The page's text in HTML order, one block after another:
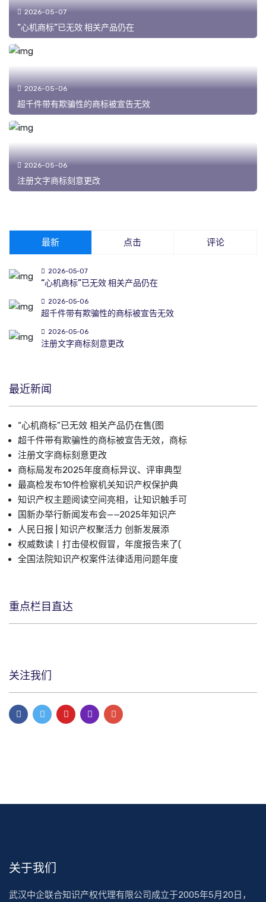
2026-05-07
“心机商标”已无效 相关产品仍在
2026-05-06
超千件带有欺骗性的商标被宣告无效
2026-05-06
注册文字商标刻意更改
最新 点击 评论
2026-05-07
“心机商标”已无效 相关产品仍在
2026-05-06
超千件带有欺骗性的商标被宣告无效
2026-05-06
注册文字商标刻意更改
最近新闻
“心机商标”已无效 相关产品仍在售(图
超千件带有欺骗性的商标被宣告无效，商标
注册文字商标刻意更改
商标局发布2025年度商标异议、评审典型
最高检发布10件检察机关知识产权保护典
知识产权主题阅读空间亮相，让知识触手可
国新办举行新闻发布会——2025年知识产
人民日报 | 知识产权聚活力 创新发展添
权威数读丨打击侵权假冒，年度报告来了(
全国法院知识产权案件法律适用问题年度
重点栏目直达
关注我们
关于我们
武汉中企联合知识产权代理有限公司成立于2005年5月20日，